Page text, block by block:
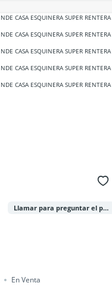
Llamar para preguntar el precio
En Venta